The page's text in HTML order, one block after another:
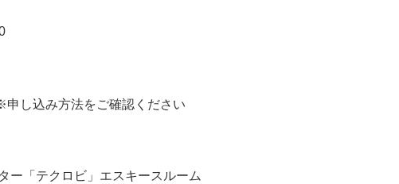
し込み方法をご確認ください
「テクロビ」エスキースルーム